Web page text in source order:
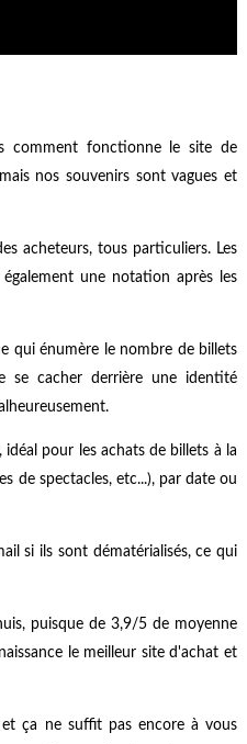
comment fonctionne le site de
nos souvenirs sont vagues et
acheteurs, tous particuliers. Les
une notation après les
qui énumère le nombre de billets
se cacher derrière une identité
pour les achats de billets à la
de spectacles, etc...), par date ou
si ils sont dématérialisés, ce qui
puisque de 3,9/5 de moyenne
le meilleur site d'achat et
ça ne suffit pas encore à vous